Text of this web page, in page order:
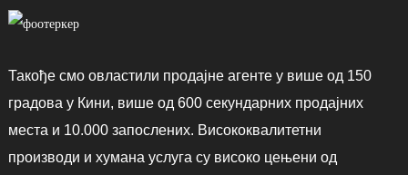
Такође смо овластили продајне агенте у више од 150
градова у Кини, више од 600 секундарних продајних
места и 10.000 запослених. Висококвалитетни
производи и хумана услуга су високо цењени од